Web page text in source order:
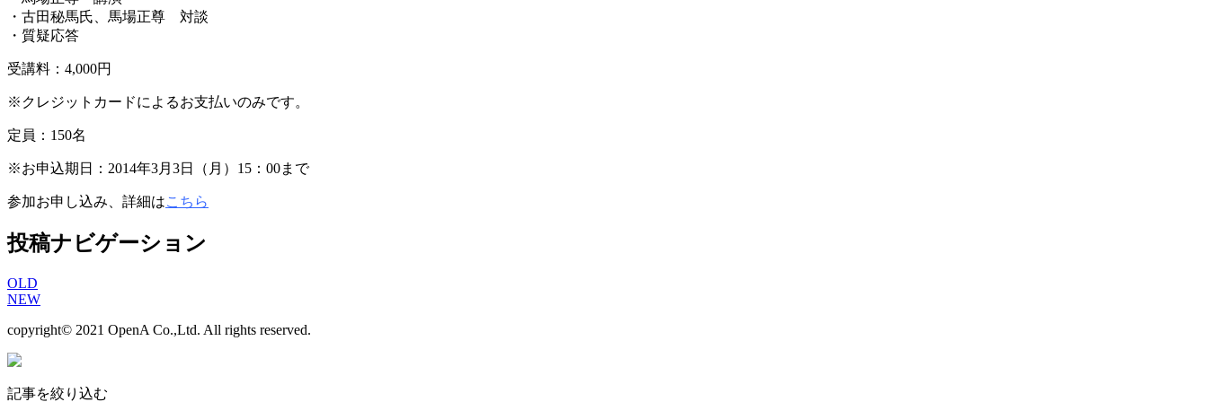
・古田秘馬氏、馬場正尊 対談
・質疑応答
受講料：4,000円
※クレジットカードによるお支払いのみです。
定員：150名
※お申込期日：2014年3月3日（月）15：00まで
参加お申し込み、詳細はこちら
投稿ナビゲーション
OLD
NEW
copyright© 2021 OpenA Co.,Ltd. All rights reserved.
記事を絞り込む